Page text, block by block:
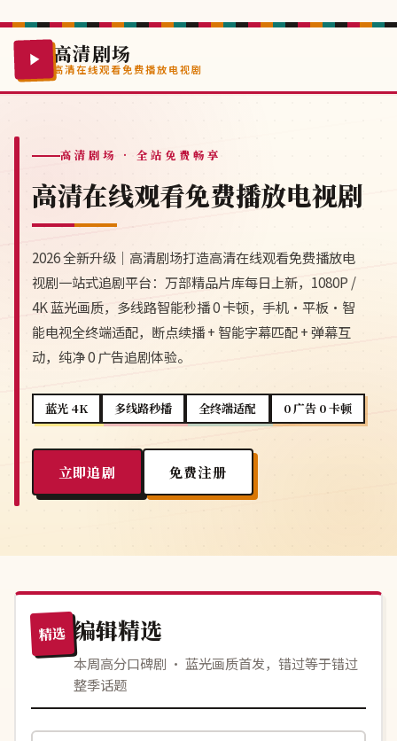
高清剧场
高清在线观看免费播放电视剧
高清剧场 · 全站免费畅享
高清在线观看免费播放电视剧
2026 全新升级｜高清剧场打造高清在线观看免费播放电
视剧一站式追剧平台：万部精品片库每日上新，1080P /
4K 蓝光画质，多线路智能秒播 0 卡顿，手机·平板·智
能电视全终端适配，断点续播 + 智能字幕匹配 + 弹幕互
动，纯净 0 广告追剧体验。
蓝光 4K 多线路秒播 全终端适配 0 广告 0 卡顿
立即追剧 免费注册
精选 编辑精选
本周高分口碑剧 · 蓝光画质首发，错过等于错过
整季话题
连载中 116分钟